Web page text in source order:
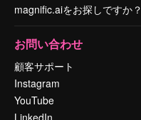
magnific.aiをお探しですか？
お問い合わせ
顧客サポート
Instagram
YouTube
LinkedIn